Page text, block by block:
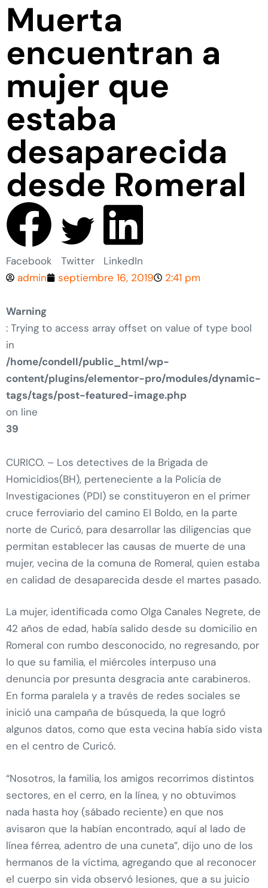
Muerta
encuentran a
mujer que
estaba
desaparecida
desde Romeral
Facebook Twitter
LinkedIn
admin
septiembre 16, 2019 2:41 pm
Warning
: Trying to access array offset on value of type bool
in
/home/condell/public_html/wp-
content/plugins/elementor-pro/modules/dynamic-
tags/tags/post-featured-image.php
on line
39
CURICO. – Los detectives de la Brigada de
Homicidios(BH), perteneciente a la Policía de
Investigaciones (PDI) se constituyeron en el primer
cruce ferroviario del camino El Boldo, en la parte
norte de Curicó, para desarrollar las diligencias que
permitan establecer las causas de muerte de una
mujer, vecina de la comuna de Romeral, quien estaba
en calidad de desaparecida desde el martes pasado.
La mujer, identificada como Olga Canales Negrete, de
42 años de edad, había salido desde su domicilio en
Romeral con rumbo desconocido, no regresando, por
lo que su familia, el miércoles interpuso una
denuncia por presunta desgracia ante carabineros.
En forma paralela y a través de redes sociales se
inició una campaña de búsqueda, la que logró
algunos datos, como que esta vecina había sido vista
en el centro de Curicó.
“Nosotros, la familia, los amigos recorrimos distintos
sectores, en el cerro, en la línea, y no obtuvimos
nada hasta hoy (sábado reciente) en que nos
avisaron que la habían encontrado, aquí al lado de
línea férrea, adentro de una cuneta”, dijo uno de los
hermanos de la víctima, agregando que al reconocer
el cuerpo sin vida observó lesiones, que a su juicio